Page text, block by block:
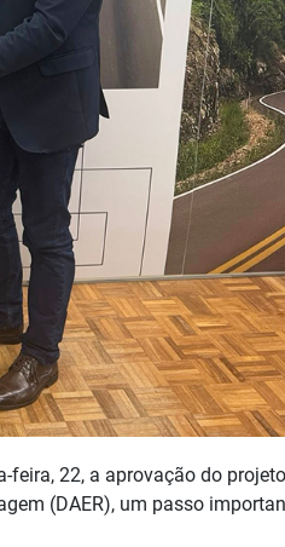
feira, 22, a aprovação do
(DAER), um passo